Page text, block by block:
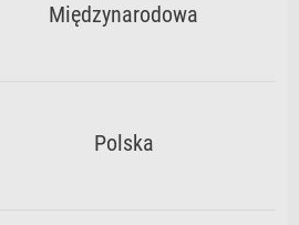
Międzynarodowa
Polska